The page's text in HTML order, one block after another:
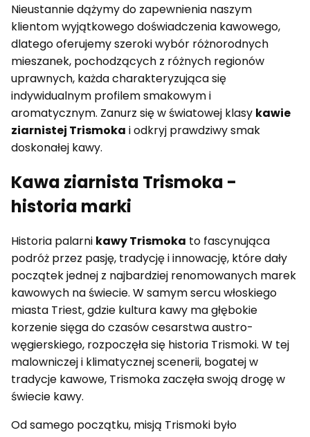
Nieustannie dążymy do zapewnienia naszym
klientom wyjątkowego doświadczenia kawowego,
dlatego oferujemy szeroki wybór różnorodnych
mieszanek, pochodzących z różnych regionów
uprawnych, każda charakteryzująca się
indywidualnym profilem smakowym i
aromatycznym. Zanurz się w światowej klasy kawie
ziarnistej Trismoka i odkryj prawdziwy smak
doskonałej kawy.
Kawa ziarnista Trismoka -
historia marki
Historia palarni kawy Trismoka to fascynująca
podróż przez pasję, tradycję i innowację, które dały
początek jednej z najbardziej renomowanych marek
kawowych na świecie. W samym sercu włoskiego
miasta Triest, gdzie kultura kawy ma głębokie
korzenie sięga do czasów cesarstwa austro-
węgierskiego, rozpoczęła się historia Trismoki. W tej
malowniczej i klimatycznej scenerii, bogatej w
tradycje kawowe, Trismoka zaczęła swoją drogę w
świecie kawy.
Od samego początku, misją Trismoki było